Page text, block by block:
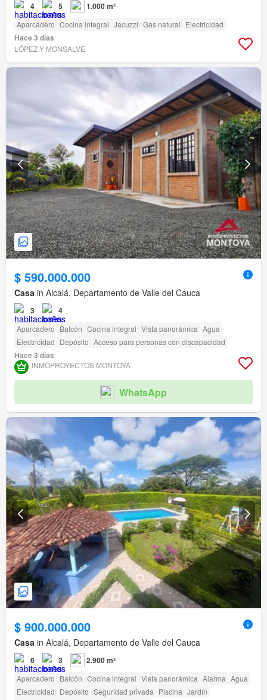
4 5 1.000 m²
Aparcadero Cocina integral Jacuzzi Gas natural Electricidad
Hace 3 días
LÓPEZ Y MONSALVE
$ 590.000.000
Casa in Alcalá, Departamento de Valle del Cauca
3 4
Aparcadero Balcón Cocina integral Vista panorámica Agua
Electricidad Depósito Acceso para personas con discapacidad
Hace 3 días
INMOPROYECTOS MONTOYA
WhatsApp
$ 900.000.000
Casa in Alcalá, Departamento de Valle del Cauca
6 3 2.900 m²
Aparcadero Balcón Cocina integral Vista panorámica Alarma Agua
Electricidad Depósito Seguridad privada Piscina Jardín